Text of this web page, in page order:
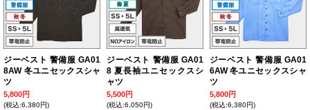
ジーベスト 警備服 GA01
8AW 冬ユニセックスシャ
ツ
5,800円
(税込:6,380円)
ジーベスト 警備服 GA01
8 夏長袖ユニセックスシ
ャツ
5,500円
(税込:6,050円)
ジーベスト 警備服 GA01
6AW 冬ユニセックスシャ
ツ
5,800円
(税込:6,380円)